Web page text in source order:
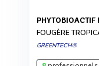
FOUGÈRE
GREENTECH®